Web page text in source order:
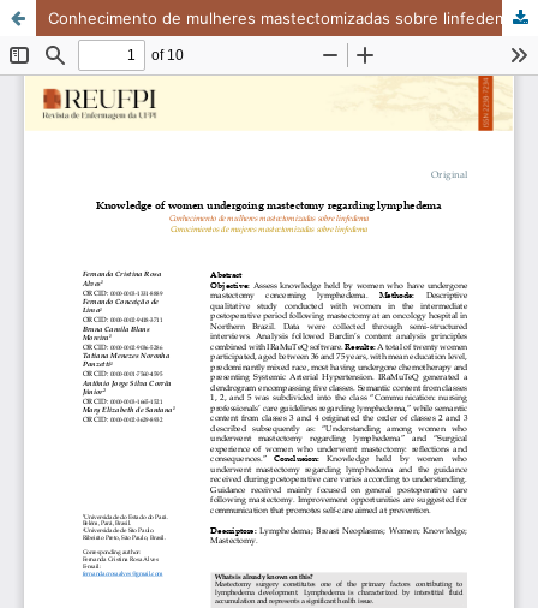
Conhecimento de mulheres mastectomizadas sobre linfedema